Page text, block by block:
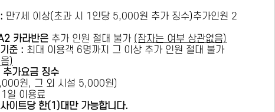
만7세 이상(초과 시 1인당 5,000원 추가 징수)추가인원 2
반은 추가 인원 절대 불가 (잠자는 여부 상관없음)
준 : ​최대 이용객 6명까지 그 이상 추가 인원 절대 불가
)
가요금 징수
원, 그 외 시설 5,000원)
일 이용료
이트당 한(1)대만 가능합니다.